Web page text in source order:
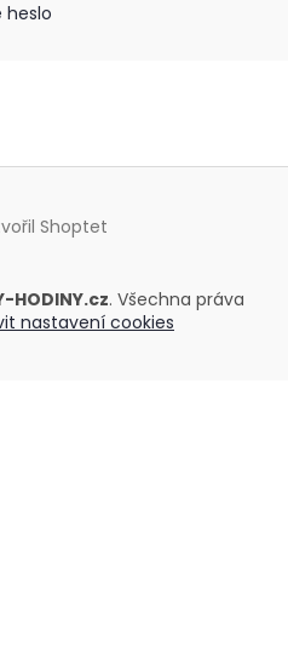
heslo
Shoptet
HODINY.cz. Všechna práva
nastavení cookies